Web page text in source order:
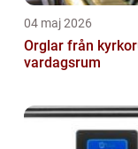
04 maj 2026
Orglar från kyrkorum till
vardagsrum